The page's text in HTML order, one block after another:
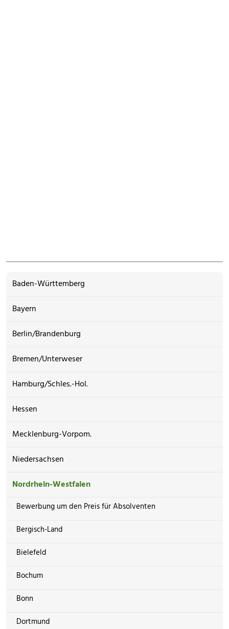
Baden-Württemberg
Bayern
Berlin/Brandenburg
Bremen/Unterweser
Hamburg/Schles.-Hol.
Hessen
Mecklenburg-Vorpom.
Niedersachsen
Nordrhein-Westfalen
Bewerbung um den Preis für Absolventen
Bergisch-Land
Bielefeld
Bochum
Bonn
Dortmund